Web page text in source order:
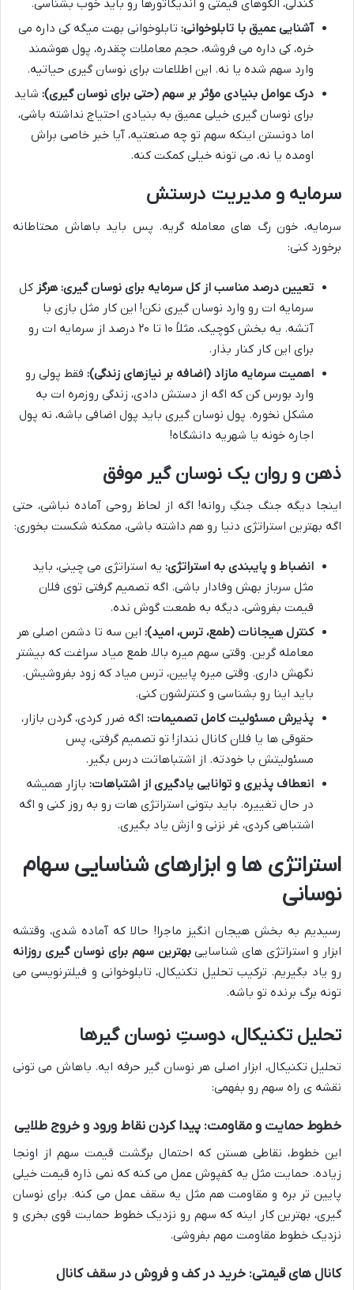
کندلی، الگوهای قیمتی و اندیکاتورها رو باید خوب بشناسی.
آشنایی عمیق با تابلوخوانی: تابلوخوانی بهت میگه کی داره می
خره، کی داره می فروشه، حجم معاملات چقدره، پول هوشمند
وارد سهم شده یا نه. این اطلاعات برای نوسان گیری حیاتیه.
درک عوامل بنیادی مؤثر بر سهم (حتی برای نوسان گیری): شاید
برای نوسان گیری خیلی عمیق به بنیادی احتیاج نداشته باشی،
اما دونستن اینکه سهم تو چه صنعتیه، آیا خبر خاصی براش
اومده یا نه، می تونه خیلی کمکت کنه.
سرمایه و مدیریت درستش
سرمایه، خون رگ های معامله گریه. پس باید باهاش محتاطانه
برخورد کنی:
تعیین درصد مناسب از کل سرمایه برای نوسان گیری: هرگز کل
سرمایه ات رو وارد نوسان گیری نکن! این کار مثل بازی با
آتشه. یه بخش کوچیک، مثلاً ۱۰ تا ۲۰ درصد از سرمایه ات رو
برای این کار کنار بذار.
اهمیت سرمایه مازاد (اضافه بر نیازهای زندگی): فقط پولی رو
وارد بورس کن که اگه از دستش دادی، زندگی روزمره ات به
مشکل نخوره. پول نوسان گیری باید پول اضافی باشه، نه پول
اجاره خونه یا شهریه دانشگاه!
ذهن و روان یک نوسان گیر موفق
اینجا دیگه جنگ جنگِ روانه! اگه از لحاظ روحی آماده نباشی، حتی
اگه بهترین استراتژی دنیا رو هم داشته باشی، ممکنه شکست بخوری:
انضباط و پایبندی به استراتژی: یه استراتژی می چینی، باید
مثل سرباز بهش وفادار باشی. اگه تصمیم گرفتی توی فلان
قیمت بفروشی، دیگه به طمعت گوش نده.
کنترل هیجانات (طمع، ترس، امید): این سه تا دشمن اصلی هر
معامله گرین. وقتی سهم میره بالا، طمع میاد سراغت که بیشتر
نگهش داری. وقتی میره پایین، ترس میاد که زود بفروشیش.
باید اینا رو بشناسی و کنترلشون کنی.
پذیرش مسئولیت کامل تصمیمات: اگه ضرر کردی، گردن بازار،
حقوقی ها یا فلان کانال ننداز! تو تصمیم گرفتی، پس
مسئولیتش با خودته. از اشتباهاتت درس بگیر.
انعطاف پذیری و توانایی یادگیری از اشتباهات: بازار همیشه
در حال تغییره. باید بتونی استراتژی هات رو به روز کنی و اگه
اشتباهی کردی، غر نزنی و ازش یاد بگیری.
استراتژی ها و ابزارهای شناسایی سهام
نوسانی
رسیدیم به بخش هیجان انگیز ماجرا! حالا که آماده شدی، وقتشه
ابزار و استراتژی های شناساییبهترین سهم برای نوسان گیری روزانه
رو یاد بگیریم. ترکیب تحلیل تکنیکال، تابلوخوانی و فیلترنویسی می
تونه برگ برنده تو باشه.
تحلیل تکنیکال، دوستِ نوسان گیرها
تحلیل تکنیکال، ابزار اصلی هر نوسان گیر حرفه ایه. باهاش می تونی
نقشه ی راه سهم رو بفهمی:
خطوط حمایت و مقاومت: پیدا کردن نقاط ورود و خروج طلایی
این خطوط، نقاطی هستن که احتمال برگشت قیمت سهم از اونجا
زیاده. حمایت مثل یه کفپوش عمل می کنه که نمی ذاره قیمت خیلی
پایین تر بره و مقاومت هم مثل یه سقف عمل می کنه. برای نوسان
گیری، بهترین کار اینه که سهم رو نزدیک خطوط حمایت قوی بخری و
نزدیک خطوط مقاومت مهم بفروشی.
کانال های قیمتی: خرید در کف و فروش در سقف کانال